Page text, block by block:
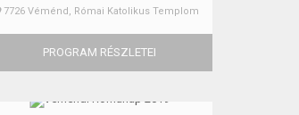
7726 Véménd, Római Katolikus Templom
PROGRAM RÉSZLETEI